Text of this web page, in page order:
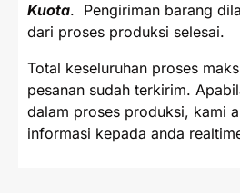
Kuota. Pengiriman barang
dari proses produksi selesai.
Total keseluruhan proses
pesanan sudah terkirim.
dalam proses produksi, kami
informasi kepada anda